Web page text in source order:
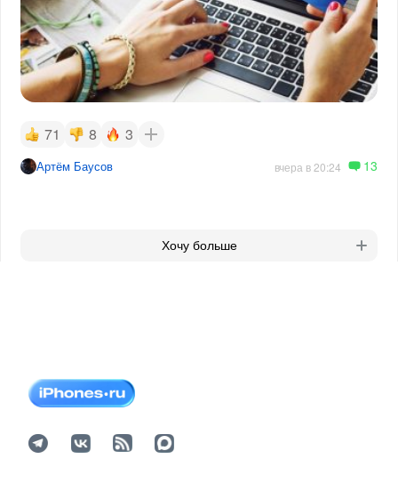
71 8 3
Артём Баусов вчера в 20:24 13
Хочу больше